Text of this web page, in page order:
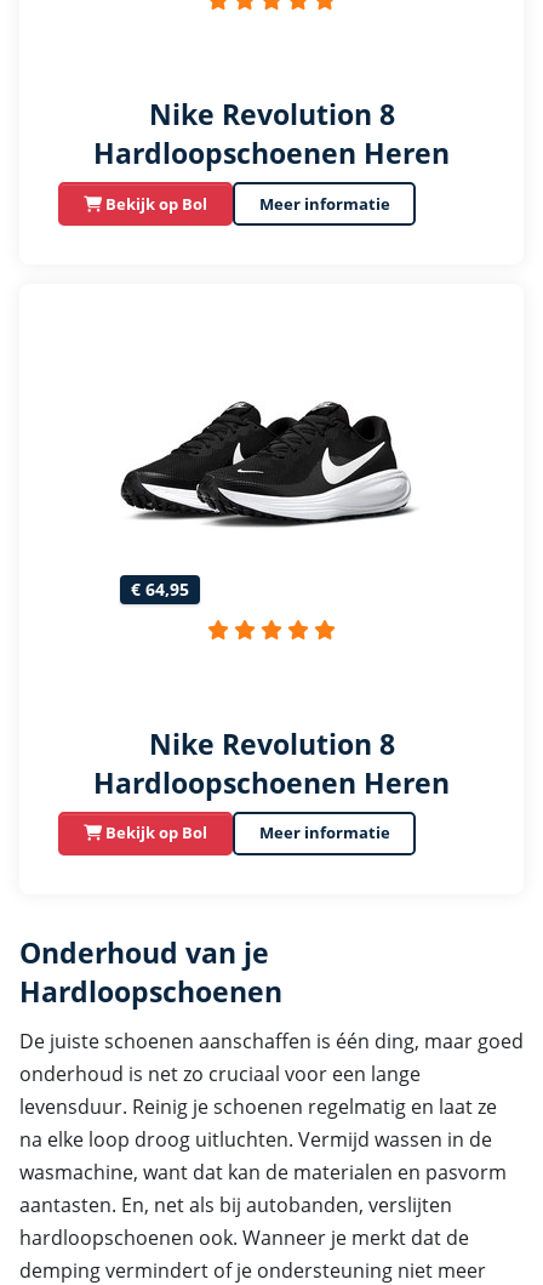
Nike Revolution 8
Hardloopschoenen Heren
Bekijk op Bol Meer informatie
€ 64,95
Nike Revolution 8
Hardloopschoenen Heren
Bekijk op Bol Meer informatie
Onderhoud van je
Hardloopschoenen
De juiste schoenen aanschaffen is één ding, maar goed
onderhoud is net zo cruciaal voor een lange
levensduur. Reinig je schoenen regelmatig en laat ze
na elke loop droog uitluchten. Vermijd wassen in de
wasmachine, want dat kan de materialen en pasvorm
aantasten. En, net als bij autobanden, verslijten
hardloopschoenen ook. Wanneer je merkt dat de
demping vermindert of je ondersteuning niet meer